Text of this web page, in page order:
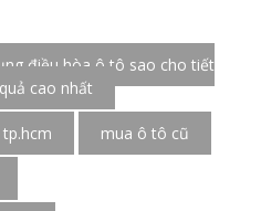
điều hòa ô tô sao cho tiết
cao nhất
mua ô tô cũ